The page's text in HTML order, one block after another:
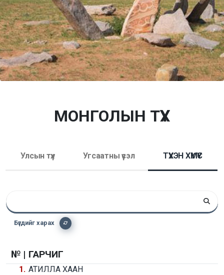
МОНГОЛЫН ТҮҮХ
Улсын түүх Угсаатны үүсэл ТҮҮХЭН ХҮМҮҮС
Бүгдийг харах
№ | ГАРЧИГ
1. АТИЛЛА ХААН